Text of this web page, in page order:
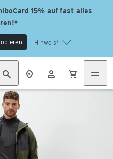
15% auf fast alles
Hinweis*